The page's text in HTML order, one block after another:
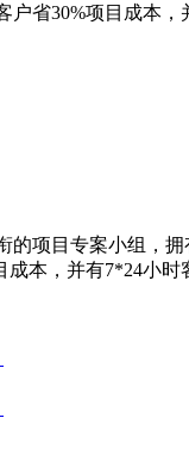
省30%项目成本，
项目专案小组，
本，并有7*24小时